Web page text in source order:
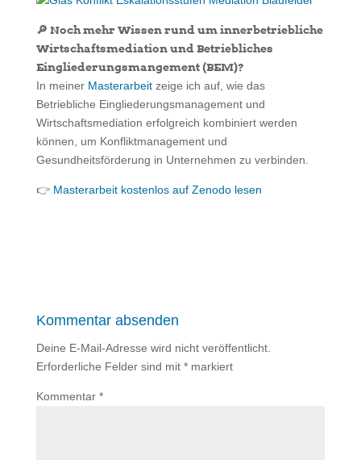
🔎 Noch mehr Wissen rund um innerbetriebliche
Wirtschaftsmediation und Betriebliches
Eingliederungsmangement (BEM)?
In meiner Masterarbeitzeige ich auf, wie das
Betriebliche Eingliederungsmanagement und
Wirtschaftsmediation erfolgreich kombiniert werden
können, um Konfliktmanagement und
Gesundheitsförderung in Unternehmen zu verbinden.
👉 Masterarbeit kostenlos auf Zenodo lesen
Kommentar absenden
Deine E-Mail-Adresse wird nicht veröffentlicht.
Erforderliche Felder sind mit *markiert
Kommentar *